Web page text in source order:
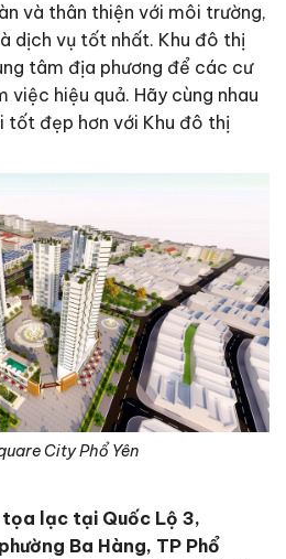
và thân thiện với môi trường,
dịch vụ tốt nhất. Khu đô thị
tâm địa phương để các cư
việc hiệu quả. Hãy cùng nhau
tốt đẹp hơn với Khu đô thị
City Phổ Yên
lạc tại Quốc Lộ 3,
Ba Hàng, TP Phổ